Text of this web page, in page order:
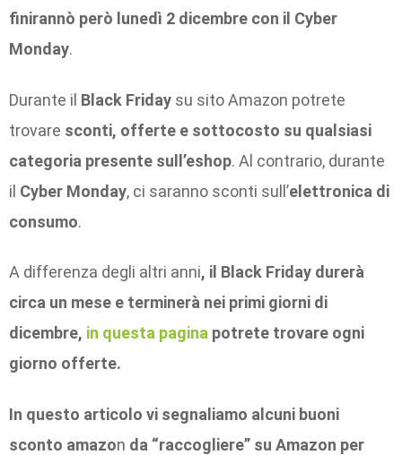
finirannò però lunedì 2 dicembre con il Cyber
Monday.
Durante il Black Friday su sito Amazon potrete
trovare sconti, offerte e sottocosto su qualsiasi
categoria presente sull’eshop. Al contrario, durante
il Cyber Monday, ci saranno sconti sull’elettronica di
consumo.
A differenza degli altri anni, il Black Friday durerà
circa un mese e terminerà nei primi giorni di
dicembre, in questa pagina potrete trovare ogni
giorno offerte.
In questo articolo vi segnaliamo alcuni buoni
sconto amazon da “raccogliere” su Amazon per